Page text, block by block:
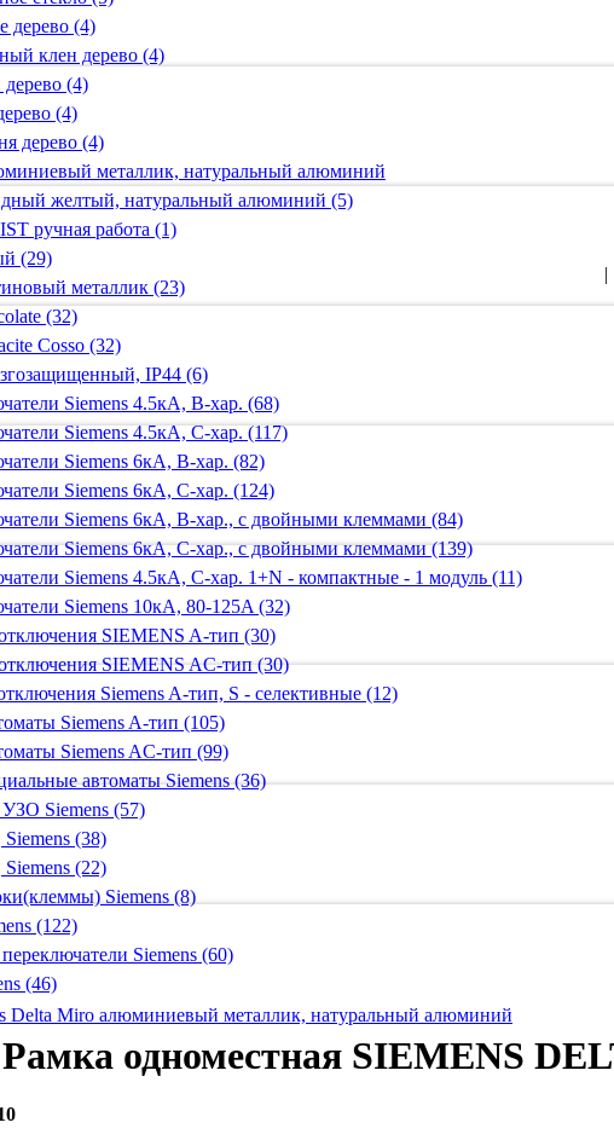
дерево (4)
клен дерево (4)
(4)
(4)
дерево (4)
металлик, натуральный алюминий
желтый, натуральный алюминий (5)
ручная работа (1)
(29)
металлик (23)
(32)
Cosso (32)
IP44 (6)
Siemens 4.5кА, B-хар. (68)
Siemens 4.5кА, C-хар. (117)
Siemens 6кА, B-хар. (82)
Siemens 6кА, С-хар. (124)
Siemens 6кА, B-хар., с двойными клеммами (84)
Siemens 6кА, C-хар., с двойными клеммами (139)
Siemens 4.5кА, C-хар. 1+N - компактные - 1 модуль (11)
Siemens 10кА, 80-125A (32)
SIEMENS A-тип (30)
SIEMENS AС-тип (30)
Siemens A-тип, S - селективные (12)
Siemens A-тип (105)
Siemens AС-тип (99)
автоматы Siemens (36)
Siemens (57)
(38)
(22)
Siemens (8)
(122)
Siemens (60)
(46)
|
Delta Miro алюминиевый металлик, натуральный алюминий
Рамка одноместная SIEMENS